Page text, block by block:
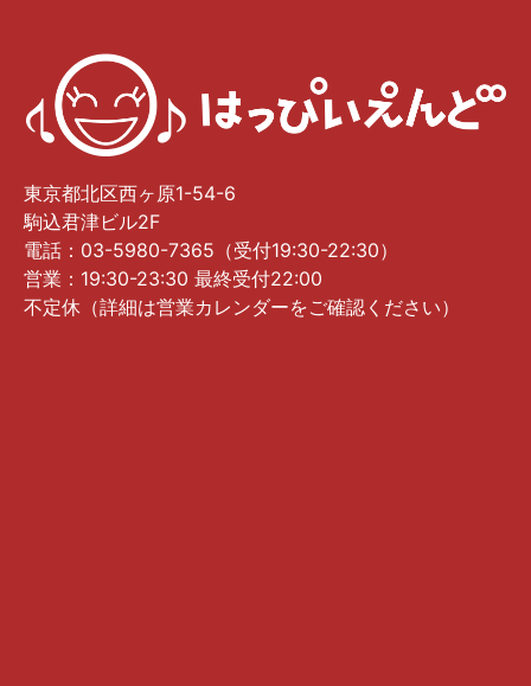
東京都北区西ヶ原1-54-6
駒込君津ビル2F
電話：03-5980-7365（受付19:30-22:30）
営業：19:30-23:30 最終受付22:00
不定休（詳細は営業カレンダーをご確認ください）